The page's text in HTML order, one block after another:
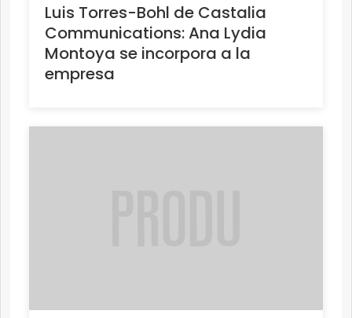
Luis Torres-Bohl de Castalia
Communications: Ana Lydia
Montoya se incorpora a la
empresa